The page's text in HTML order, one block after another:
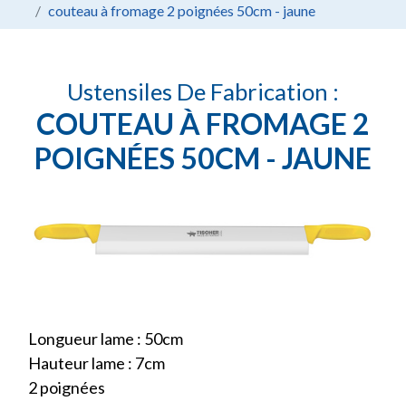
couteau à fromage 2 poignées 50cm - jaune
Ustensiles De Fabrication :
COUTEAU À FROMAGE 2
POIGNÉES 50CM - JAUNE
Longueur lame : 50cm
Hauteur lame : 7cm
2 poignées